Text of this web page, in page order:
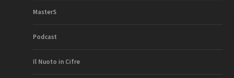
MasterS
Podcast
Il Nuoto in Cifre